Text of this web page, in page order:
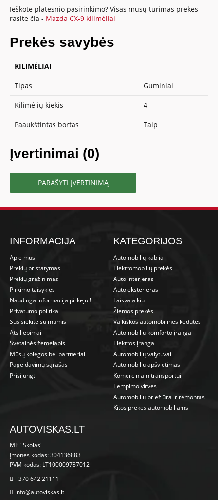
Ieškote platesnio pasirinkimo? Visas mūsų turimas prekes
rasite čia - Mazda CX-9 kilimėliai
Prekės savybės
KILIMĖLIAI
Tipas Guminiai
Kilimėlių kiekis 4
Paaukštintas bortas Taip
Įvertinimai (0)
PARAŠYTI ĮVERTINIMĄ
INFORMACIJA
Apie mus
Prekių pristatymas
Prekių grąžinimas
Pirkimo taisyklės
Naudinga informacija pirkėjui!
Privatumo politika
Susisiekite su mumis
Atsiliepimai
Svetainės žemėlapis
Mūsų kolegos bei partneriai
Pageidavimų sąrašas
Prisijungti
KATEGORIJOS
Automobilių kabliai
Elektromobilių prekės
Auto interjeras
Auto eksterjeras
Laisvalaikiui
Žiemos prekės
Vaikiškos automobilinės kėdutės
Automobilių komforto įranga
Elektros įranga
Automobilių valytuvai
Automobilių apšvietimas
Komerciniam transportui
Tempimo virvės
Automobilių priežiūra ir remontas
Kitos prekės automobiliams
AUTOVISKAS.LT
MB "Skolas"
Įmonės kodas: 304136883
PVM kodas: LT100009787012
+370 642 21111
info@autoviskas.lt